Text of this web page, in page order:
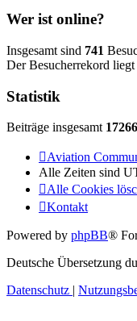
Wer ist online?
Insgesamt sind 741
Der Besucherrekord liegt
Statistik
Beiträge insgesamt
Aviation
Alle Zeiten sind
Alle Cookies
Kontakt
Powered by phpBB®
Deutsche Übersetzung
Datenschutz |